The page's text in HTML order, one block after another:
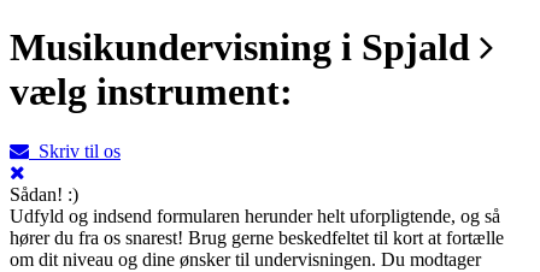
Musikundervisning i Spjald
vælg instrument:
Skriv til os
Sådan! :)
Udfyld og indsend formularen herunder helt uforpligtende, og så
hører du fra os snarest! Brug gerne beskedfeltet til kort at fortælle
om dit niveau og dine ønsker til undervisningen. Du modtager